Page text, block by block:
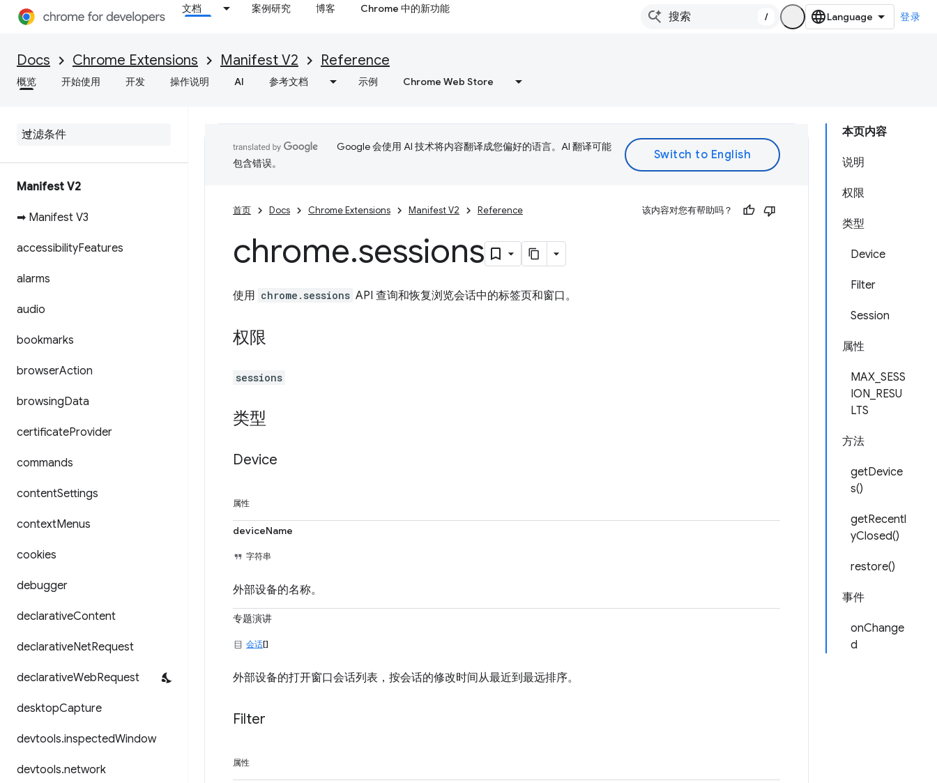
文档 案例研究 博客 Chrome 中的新功能
/ 登录
Docs Chrome Extensions Manifest V2 Reference
概览 开始使用 开发 操作说明 AI 参考文档 示例 Chrome Web Store
Manifest V2
➡ Manifest V3
accessibilityFeatures
alarms
audio
bookmarks
browserAction
browsingData
certificateProvider
commands
contentSettings
contextMenus
cookies
debugger
declarativeContent
declarativeNetRequest
declarativeWebRequest
desktopCapture
devtools.inspectedWindow
devtools.network
本页内容
说明
权限
类型
Device
Filter
Session
属性
MAX_SESS
ION_RESU
LTS
方法
getDevice
s()
getRecentl
yClosed()
restore()
事件
onChange
d
Google 会使用 AI 技术将内容翻译成您偏好的语言。AI 翻译可能
包含错误。
首页 Docs Chrome Extensions Manifest V2 Reference 该内容对您有帮助吗？
chrome.sessions
使用 chrome.sessions API 查询和恢复浏览会话中的标签页和窗口。
权限
sessions
类型
Device
属性
deviceName
字符串
外部设备的名称。
专题演讲
会话[]
外部设备的打开窗口会话列表，按会话的修改时间从最近到最远排序。
Filter
属性